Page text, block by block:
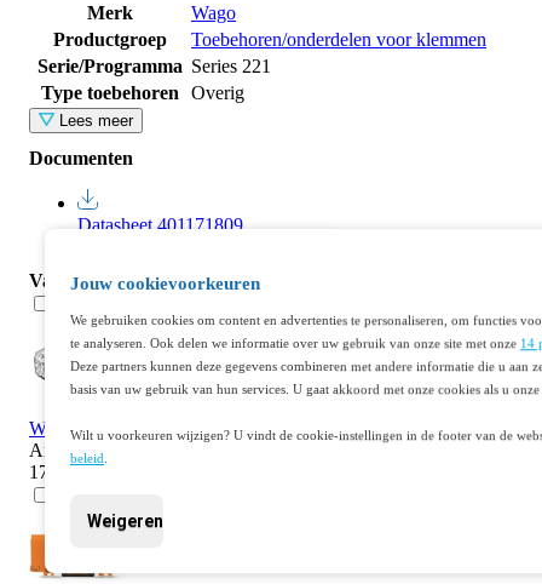
Jouw cookievoorkeuren
We gebruiken cookies om content en advertenties te personaliseren, om functies
te analyseren. Ook delen we informatie over uw gebruik van onze site met onze 14
Deze partners kunnen deze gegevens combineren met andere informatie die u aan
basis van uw gebruik van hun services. U gaat akkoord met onze cookies als u
Wilt u voorkeuren wijzigen? U vindt de cookie-instellingen in de footer van de
beleid
Weigeren
Merk
Wago
Productgroep
Toebehoren/onderdelen voor klemmen
Serie/Programma Series 221
Type toebehoren
Overig
Lees meer
Documenten
Datasheet 401171809
Vaak samen gekocht
Wago steekklem 3-voudig 4mm2 per 50 stuks (221-413)
Artikelnr : 401044030
17,35